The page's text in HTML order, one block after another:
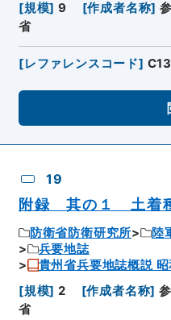
[規模] 9 [作成者名称]
省
[レファレンスコード]
19
附録 其の１ 土着
防衛省防衛研究所 陸
兵要地誌
貴州省兵要地誌概説
[規模] 2 [作成者名称]
省